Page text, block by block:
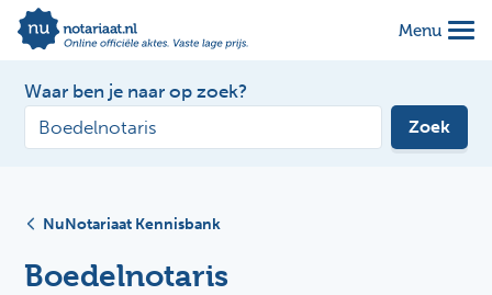
Menu
Waar ben je naar op zoek?
Zoek
NuNotariaat Kennisbank
Boedelnotaris